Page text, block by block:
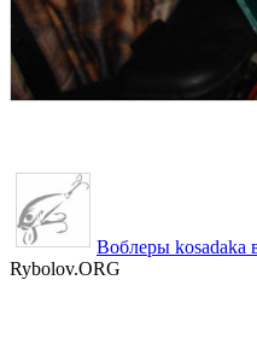
Воблеры kosadaka
Rybolov.ORG